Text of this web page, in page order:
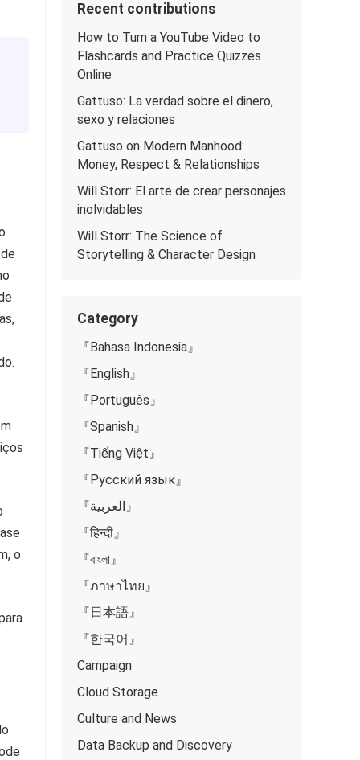
o
Recent contributions
How to Turn a YouTube Video to
Flashcards and Practice Quizzes
Online
Gattuso: La verdad sobre el dinero,
sexo y relaciones
Gattuso on Modern Manhood:
Money, Respect & Relationships
Will Storr: El arte de crear personajes
inolvidables
Will Storr: The Science of
Storytelling & Character Design
Category
『Bahasa Indonesia』
『English』
『Português』
『Spanish』
『Tiếng Việt』
『Русский язык』
『العربية』
『हिन्दी』
『বাংলা』
『ภาษาไทย』
『日本語』
『한국어』
Campaign
Cloud Storage
Culture and News
Data Backup and Discovery